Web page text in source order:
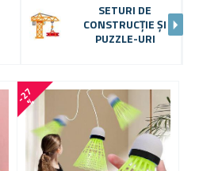
SETURI DE
CONSTRUCȚIE ȘI
PUZZLE-URI
-
2
7
%